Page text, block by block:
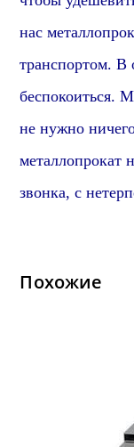
нас
транспортом.
беспокоиться.
не нужно
металлопрокат
звонка, с
Похожие